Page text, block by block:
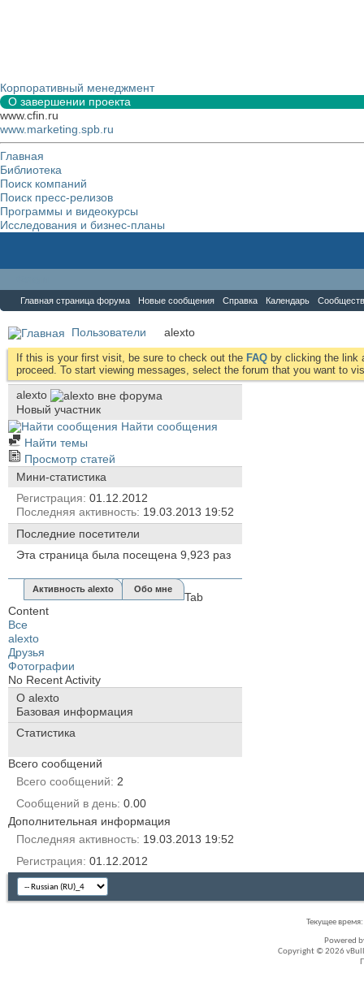
Корпоративный менеджмент
О завершении проекта
www.cfin.ru
www.marketing.spb.ru
Главная
Библиотека
Поиск компаний
Поиск пресс-релизов
Программы и видеокурсы
Исследования и бизнес-планы
Главная страница форума Новые сообщения Справка Календарь
Пользователи alexto
If this is your first visit, be sure to check out the FAQ by clicking the link
proceed. To start viewing messages, select the forum that you want to
alexto
Новый участник
Найти сообщения
Найти темы
Просмотр статей
Мини-статистика
Регистрация 01.12.2012
Последняя активность 19.03.2013 19:52
Последние посетители
Эта страница была посещена 9,923 раз
Активность alexto Обо мне
Tab
Content
Все
alexto
Друзья
Фотографии
No Recent Activity
О alexto
Базовая информация
Статистика
Всего сообщений
Всего сообщений
2
Сообщений в день 0.00
Дополнительная информация
Последняя активность 19.03.2013 19:52
Регистрация 01.12.2012
Текущее время:
Powered
Copyright © 2026